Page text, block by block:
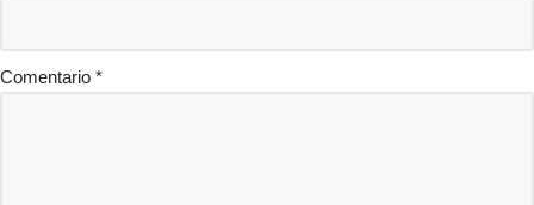
Comentario *